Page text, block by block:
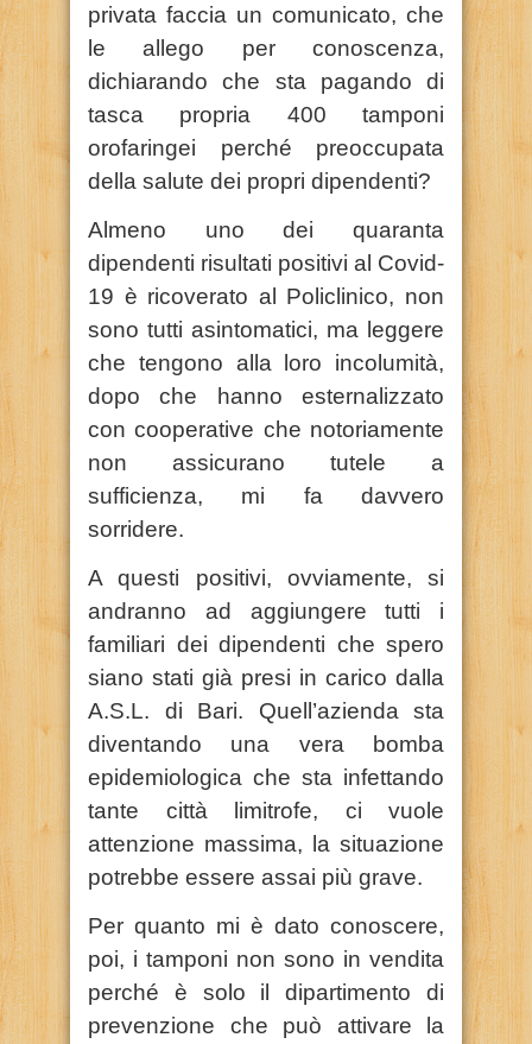
privata faccia un comunicato, che
le allego per conoscenza,
dichiarando che sta pagando di
tasca propria 400 tamponi
orofaringei perché preoccupata
della salute dei propri dipendenti?
Almeno uno dei quaranta
dipendenti risultati positivi al Covid-
19 è ricoverato al Policlinico, non
sono tutti asintomatici, ma leggere
che tengono alla loro incolumità,
dopo che hanno esternalizzato
con cooperative che notoriamente
non assicurano tutele a
sufficienza, mi fa davvero
sorridere.
A questi positivi, ovviamente, si
andranno ad aggiungere tutti i
familiari dei dipendenti che spero
siano stati già presi in carico dalla
A.S.L. di Bari. Quell’azienda sta
diventando una vera bomba
epidemiologica che sta infettando
tante città limitrofe, ci vuole
attenzione massima, la situazione
potrebbe essere assai più grave.
Per quanto mi è dato conoscere,
poi, i tamponi non sono in vendita
perché è solo il dipartimento di
prevenzione che può attivare la